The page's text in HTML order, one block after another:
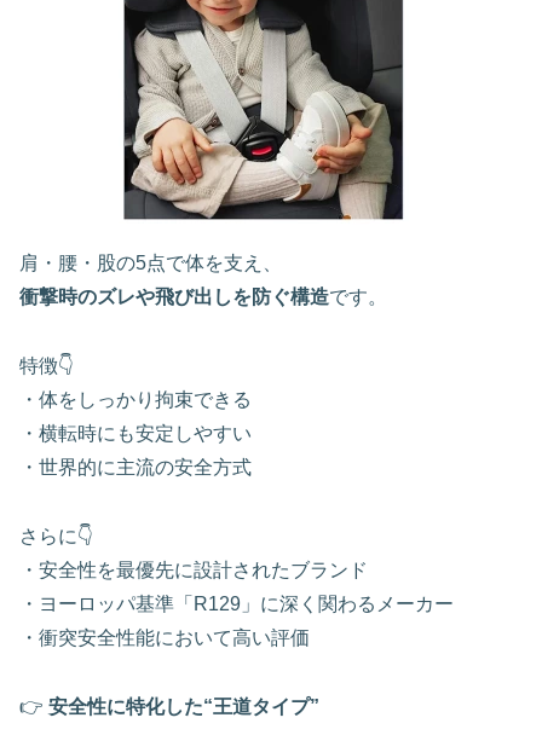
肩・腰・股の5点で体を支え、
衝撃時のズレや飛び出しを防ぐ構造です。
特徴👇
・体をしっかり拘束できる
・横転時にも安定しやすい
・世界的に主流の安全方式
さらに👇
・安全性を最優先に設計されたブランド
・ヨーロッパ基準「R129」に深く関わるメーカー
・衝突安全性能において高い評価
👉 安全性に特化した“王道タイプ”